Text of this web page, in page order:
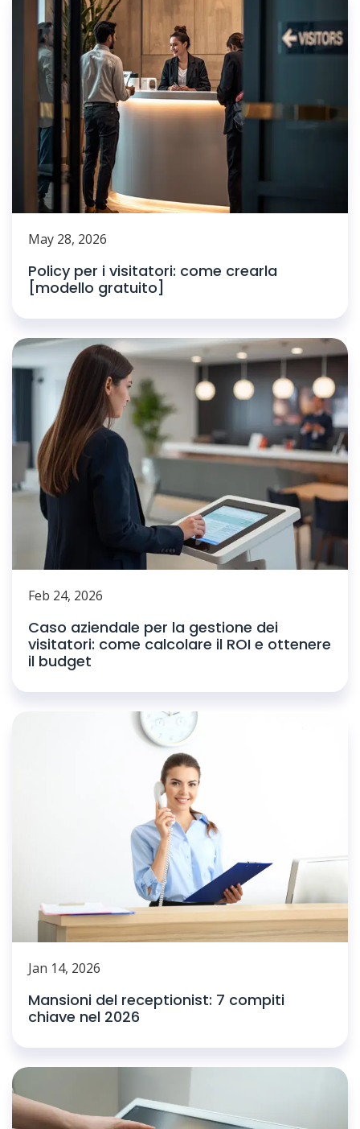
May 28, 2026
Policy per i visitatori: come crearla
[modello gratuito]
Feb 24, 2026
Caso aziendale per la gestione dei
visitatori: come calcolare il ROI e ottenere
il budget
Jan 14, 2026
Mansioni del receptionist: 7 compiti
chiave nel 2026